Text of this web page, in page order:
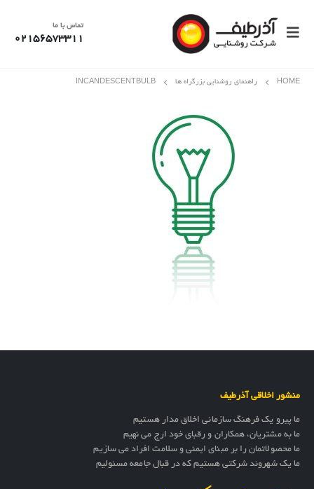
تماس با ما
02156573311
HOME راهنمای روشنایی بزرگراه ها INCANDESCENTBULB
منشور اخلاقی آذرطیف
ما پیرو یک فرهنگ سازمانی اخلاق مدار هستیم
ما به مشتریان، همکاران و رقبای خود ارج می نهیم
ما محصولاتمان را بر مبنای ایمنی و سلامت افراد می سازیم
ما یک شهروند شرکتی هستیم که در قبال جامعه مسئولیم